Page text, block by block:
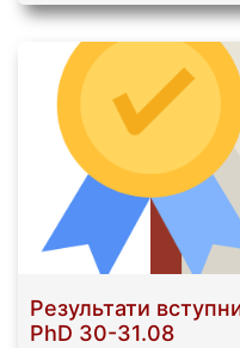
Результати
PhD 30-31.08